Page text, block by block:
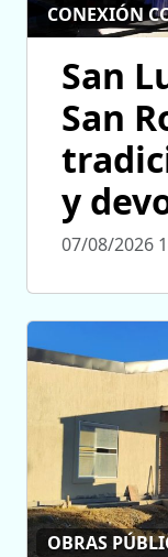
CONEXIÓN
San
San
y
07/08/2026
OBRAS